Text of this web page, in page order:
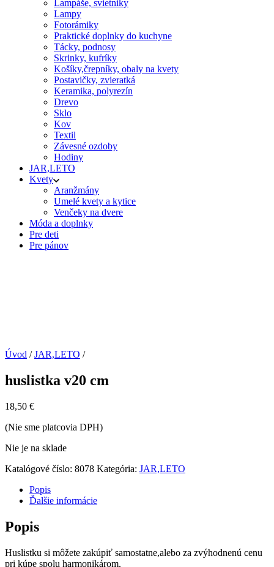
Lampáše, svietniky
Lampy
Fotorámiky
Praktické doplnky do kuchyne
Tácky, podnosy
Skrinky, kufríky
Košíky,črepníky, obaly na kvety
Postavičky, zvieratká
Keramika, polyrezín
Drevo
Sklo
Kov
Textil
Závesné ozdoby
Hodiny
JAR,LETO
Kvety
Aranžmány
Umelé kvety a kytice
Venčeky na dvere
Móda a doplnky
Pre deti
Pre pánov
Úvod /JAR,LETO /
huslistka v20 cm
18,50 €
(Nie sme platcovia DPH)
Nie je na sklade
Katalógové číslo: 8078 Kategória: JAR,LETO
Popis
Ďalšie informácie
Popis
Huslistku si môžete zakúpiť samostatne,alebo za zvýhodnenú cenu
pri kúpe spolu harmonikárom.